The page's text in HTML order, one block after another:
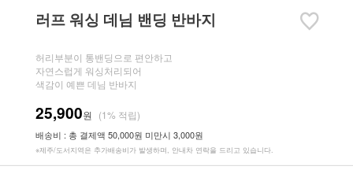
러프 워싱 데님 밴딩 반바지
허리부분이 통밴딩으로 편안하고
자연스럽게 워싱처리되어
색감이 예쁜 데님 반바지
25,900원 (1% 적립)
배송비 : 총 결제액 50,000원 미만시 3,000원
※제주/도서지역은 추가배송비가 발생하며, 안내차 연락을 드리고 있습니다.